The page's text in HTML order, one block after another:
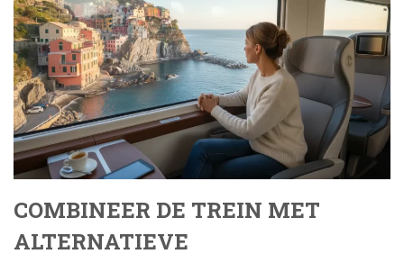
COMBINEER DE TREIN MET
ALTERNATIEVE